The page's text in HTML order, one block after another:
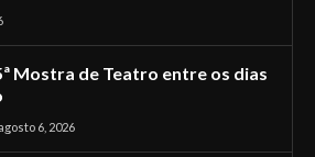
Mostra de Teatro entre os dias
6, 2026